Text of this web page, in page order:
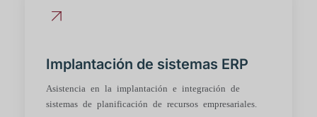
Implantación de sistemas ERP
Asistencia en la implantación e integración de
sistemas de planificación de recursos empresariales.